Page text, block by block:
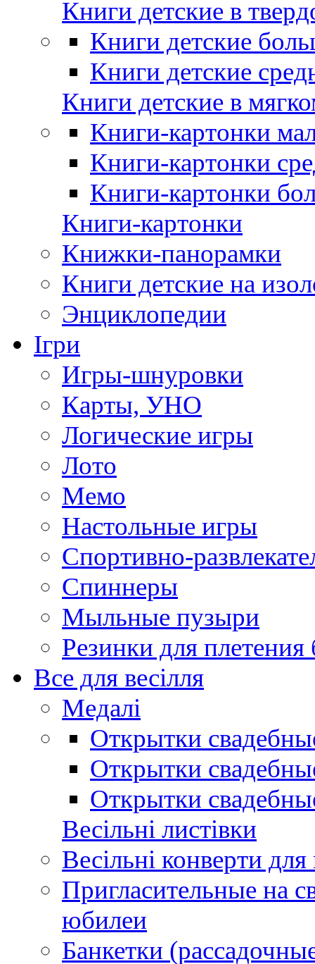
Книги детские в
Книги детские
Книги детские
Книги детские в
Книги-картонки
Книги-картонки
Книги-картонки
Книги-картонки
Книжки-панорамки
Книги детские на
Энциклопедии
Ігри
Игры-шнуровки
Карты, УНО
Логические игры
Лото
Мемо
Настольные игры
Спортивно-
Спиннеры
Мыльные пузыри
Резинки для плетения
Все для весілля
Медалі
Открытки
Открытки
Открытки
Весільні листівки
Весільні конверти
Пригласительные на
юбилеи
Банкетки